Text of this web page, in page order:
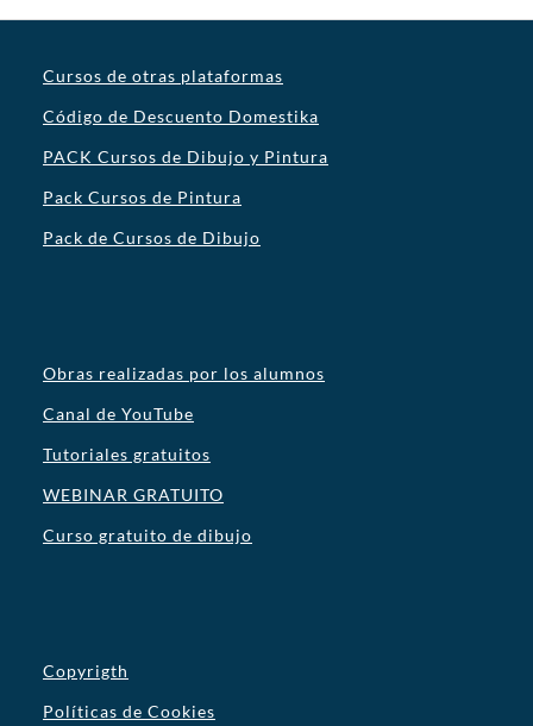
Cursos de otras plataformas
Código de Descuento Domestika
PACK Cursos de Dibujo y Pintura
Pack Cursos de Pintura
Pack de Cursos de Dibujo
Obras realizadas por los alumnos
Canal de YouTube
Tutoriales gratuitos
WEBINAR GRATUITO
Curso gratuito de dibujo
Copyrigth
Políticas de Cookies